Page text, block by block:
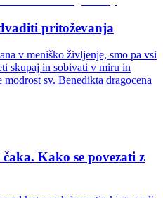
pritoževanja
v meniško življenje, smo pa vsi
skupaj in sobivati v miru in
sv. Benedikta dragocena
Kako se povezati z